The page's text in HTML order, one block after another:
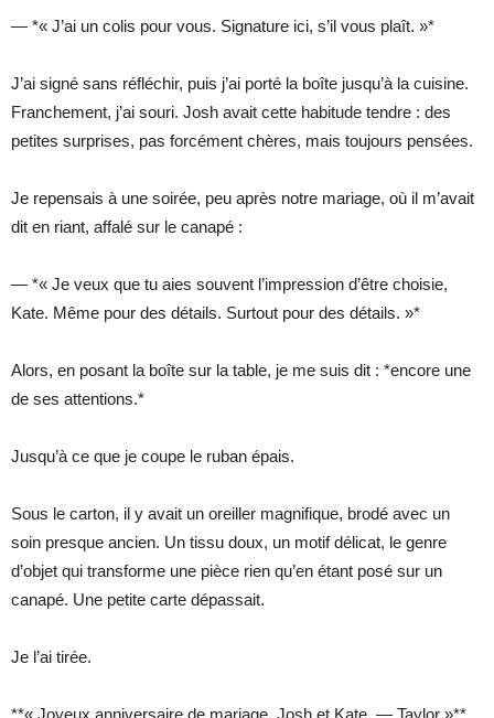
— *« J’ai un colis pour vous. Signature ici, s’il vous plaît. »*
J’ai signé sans réfléchir, puis j’ai porté la boîte jusqu’à la cuisine.
Franchement, j’ai souri. Josh avait cette habitude tendre : des
petites surprises, pas forcément chères, mais toujours pensées.
Je repensais à une soirée, peu après notre mariage, où il m’avait
dit en riant, affalé sur le canapé :
— *« Je veux que tu aies souvent l’impression d’être choisie,
Kate. Même pour des détails. Surtout pour des détails. »*
Alors, en posant la boîte sur la table, je me suis dit : *encore une
de ses attentions.*
Jusqu’à ce que je coupe le ruban épais.
Sous le carton, il y avait un oreiller magnifique, brodé avec un
soin presque ancien. Un tissu doux, un motif délicat, le genre
d’objet qui transforme une pièce rien qu’en étant posé sur un
canapé. Une petite carte dépassait.
Je l’ai tirée.
**« Joyeux anniversaire de mariage, Josh et Kate. — Taylor »**